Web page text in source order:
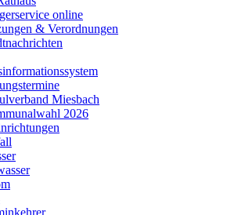
online
& Verordnungen
Miesbach
2026